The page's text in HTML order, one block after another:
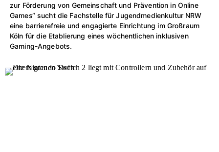
zur Förderung von Gemeinschaft und Prävention in Online
Games“ sucht die Fachstelle für Jugendmedienkultur NRW
eine barrierefreie und engagierte Einrichtung im Großraum
Köln für die Etablierung eines wöchentlichen inklusiven
Gaming-Angebots.